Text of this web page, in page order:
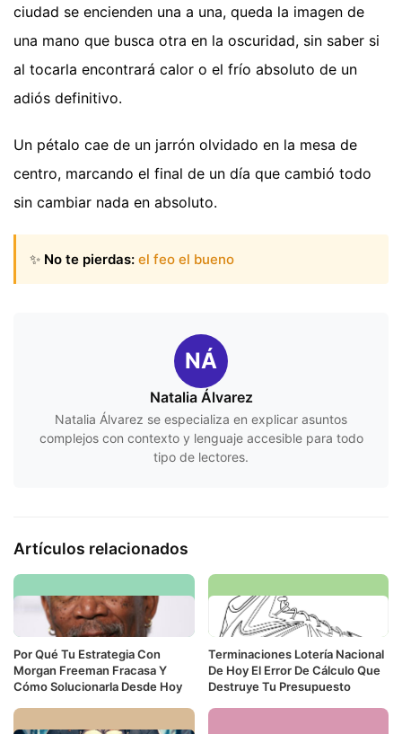
ciudad se encienden una a una, queda la imagen de
una mano que busca otra en la oscuridad, sin saber si
al tocarla encontrará calor o el frío absoluto de un
adiós definitivo.
Un pétalo cae de un jarrón olvidado en la mesa de
centro, marcando el final de un día que cambió todo
sin cambiar nada en absoluto.
✨ No te pierdas: el feo el bueno
NÁ
Natalia Álvarez
Natalia Álvarez se especializa en explicar asuntos
complejos con contexto y lenguaje accesible para todo
tipo de lectores.
Artículos relacionados
Por Qué Tu Estrategia Con
Morgan Freeman Fracasa Y
Cómo Solucionarla Desde Hoy
Terminaciones Lotería Nacional
De Hoy El Error De Cálculo Que
Destruye Tu Presupuesto